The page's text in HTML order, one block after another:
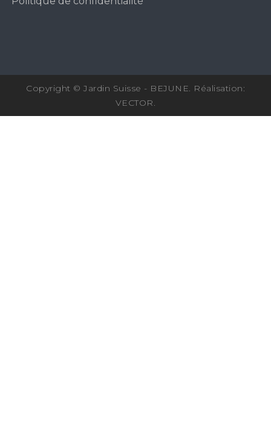
Copyright © Jardin Suisse - BEJUNE. Réalisation:
VECTOR.